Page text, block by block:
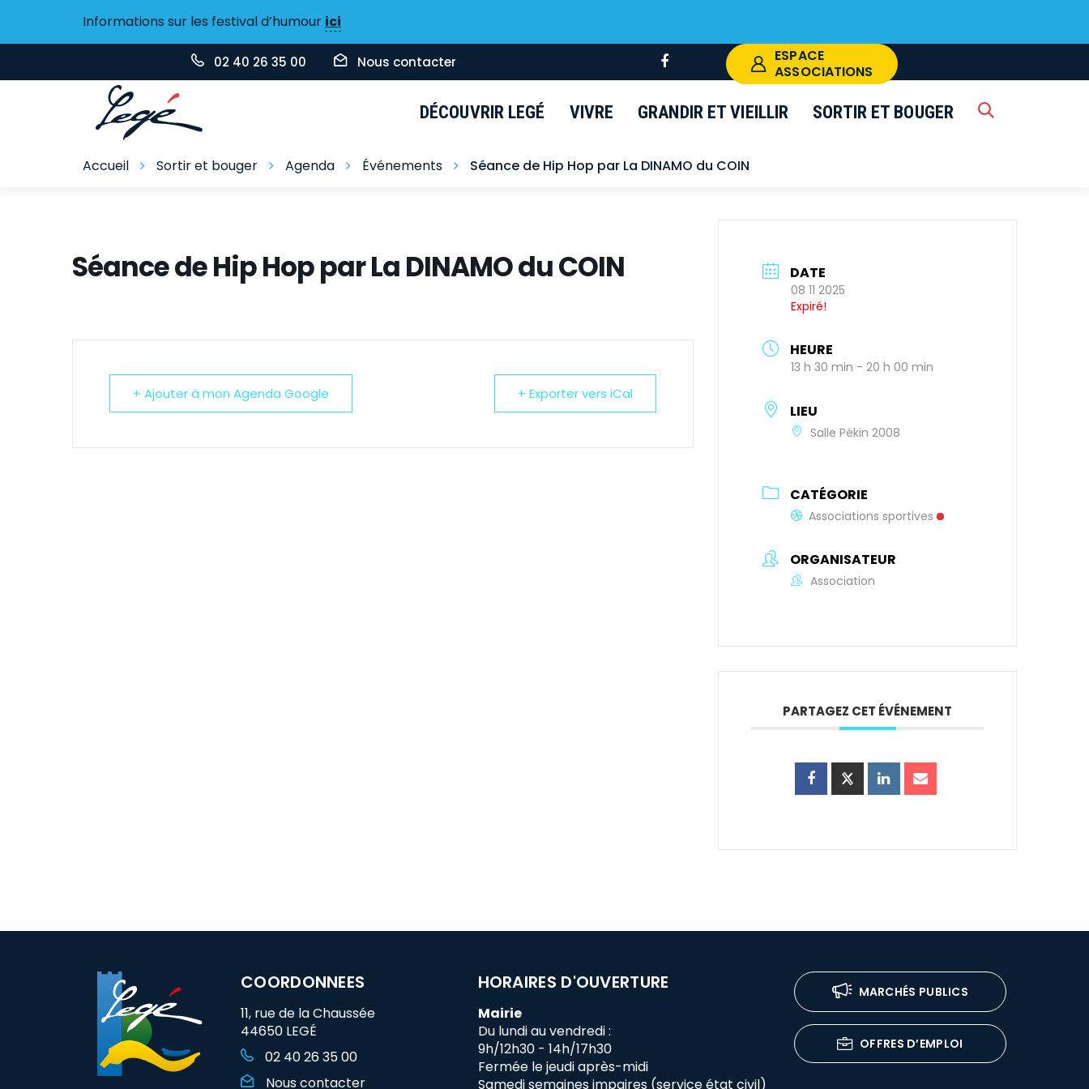
Informations sur les festival d’humour ici
02 40 26 35 00 Nous contacter
vers
compte
ESPACE
ASSOCIATIONS
DÉCOUVRIR LEGÉ VIVRE GRANDIR ET VIEILLIR SORTIR ET BOUGER RECHERCHE
Accueil Sortir et bouger Agenda Événements Séance de Hip Hop par La DINAMO du COIN
Séance de Hip Hop par La DINAMO du COIN
+ Ajouter à mon Agenda Google + Exporter vers iCal
DATE
08 11 2025
Expiré!
HEURE
13 h 30 min - 20 h 00 min
LIEU
Salle Pékin 2008
CATÉGORIE
Associations sportives
ORGANISATEUR
Association
PARTAGEZ CET ÉVÉNEMENT
COORDONNEES
11, rue de la Chaussée
44650 LEGÉ
02 40 26 35 00
Nous contacter
HORAIRES D'OUVERTURE
Mairie
Du lundi au vendredi :
9h/12h30 - 14h/17h30
Fermée le jeudi après-midi
Samedi semaines impaires (service état civil)
MARCHÉS PUBLICS
OFFRES D’EMPLOI